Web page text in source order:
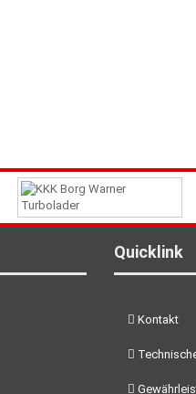
Quicklink
Kontakt